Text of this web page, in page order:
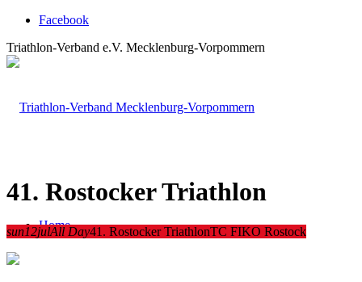
Facebook
Triathlon-Verband e.V. Mecklenburg-Vorpommern
Home
41. Rostocker Triathlon
sun12julAll Day41. Rostocker TriathlonTC FIKO Rostock